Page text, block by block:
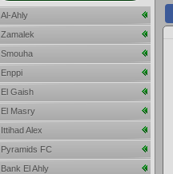
Al-Ahly
Zamalek
Smouha
Enppi
El Gaish
El Masry
Ittihad Alex
Pyramids FC
Bank El Ahly